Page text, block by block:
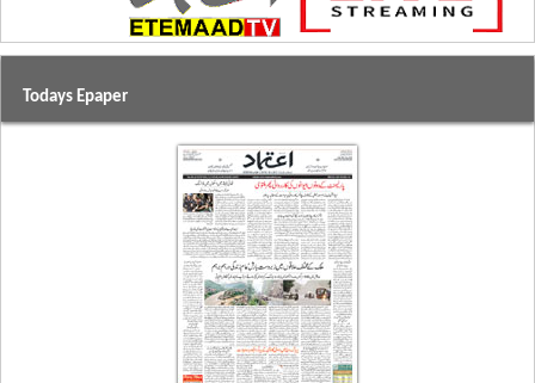
Todays Epaper